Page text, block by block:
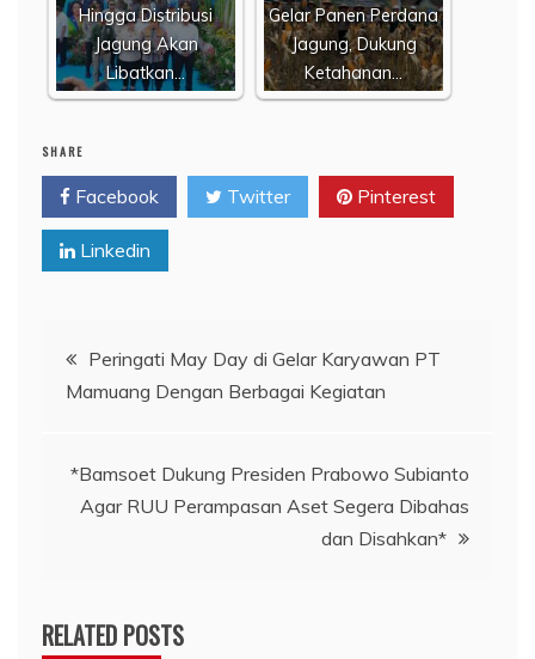
Hingga Distribusi
Jagung Akan
Libatkan…
Gelar Panen Perdana
Jagung, Dukung
Ketahanan…
SHARE
Facebook Twitter Pinterest
Linkedin
Navigasi
pos
Peringati May Day di Gelar Karyawan PT
Mamuang Dengan Berbagai Kegiatan
*Bamsoet Dukung Presiden Prabowo Subianto
Agar RUU Perampasan Aset Segera Dibahas
dan Disahkan*
RELATED POSTS